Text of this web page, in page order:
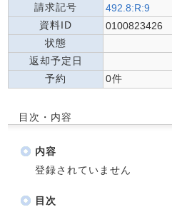
請求記号
492.8:R:9
資料ID
0100823426
状態
返却予定日
予約
0件
目次・内容
内容
登録されていません
目次